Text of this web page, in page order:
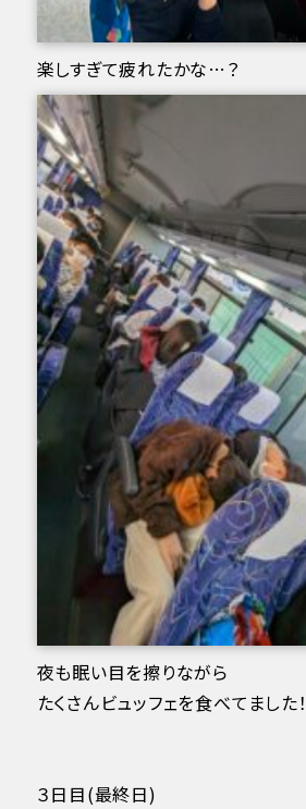
楽しすぎて疲れたかな…？
夜も眠い目を擦りながら
たくさんビュッフェを食べてました！
３日目(最終日)